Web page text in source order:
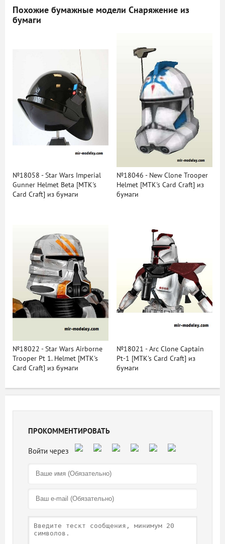
Похожие бумажные модели Снаряжение из
бумаги
№18058 - Star Wars Imperial
Gunner Helmet Beta [MTK's
Card Craft] из бумаги
№18046 - New Clone Trooper
Helmet [MTK's Card Craft] из
бумаги
№18022 - Star Wars Airborne
Trooper Pt 1. Helmet [MTK's
Card Craft] из бумаги
№18021 - Arc Clone Captain
Pt-1 [MTK's Card Craft] из
бумаги
ПРОКОММЕНТИРОВАТЬ